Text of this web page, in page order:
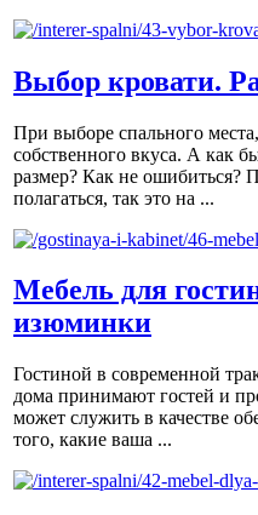
Выбор кровати.
При выборе спального
собственного вкуса. А как
размер? Как не ошибиться?
полагаться, так это на ...
Мебель для
изюминки
Гостиной в современной
дома принимают гостей и
может служить в качестве
того, какие ваша ...